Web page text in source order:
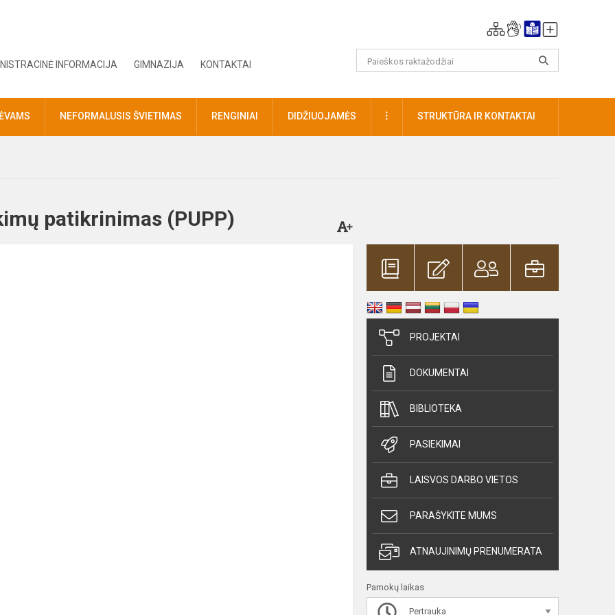
INFORMACIJA GIMNAZIJA KONTAKTAI
NEFORMALUSIS ŠVIETIMAS RENGINIAI DIDŽIUOJAMĖS DAUGIAUSTRUKTŪRA IR KONTAKTAI
patikrinimas (PUPP)
PROJEKTAI
DOKUMENTAI
BIBLIOTEKA
PASIEKIMAI
LAISVOS DARBO VIETOS
PARAŠYKITE MUMS
ATNAUJINIMŲ PRENUMERATA
Pamokų laikas
Pertrauka